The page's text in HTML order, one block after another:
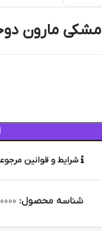
مشکی مارون
شرایط و قوانین
شناسه محصول: